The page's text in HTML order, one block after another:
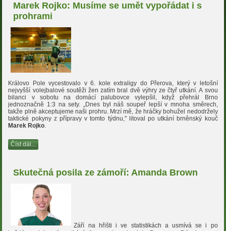
Marek Rojko: Musíme se umět vypořádat i s
prohrami
Královo Pole vycestovalo v 6. kole extraligy do Přerova, který v letošní
nejvyšší volejbalové soutěži žen zatím bral dvě výhry ze čtyř utkání. A svou
bilanci v sobotu na domácí palubovce vylepšil, když přehrál Brno
jednoznačně 1:3 na sety. „Dnes byl náš soupeř lepší v mnoha směrech,
takže plně akceptujeme naši prohru. Mrzí mě, že hráčky bohužel nedodržely
taktické pokyny z přípravy v tomto týdnu," litoval po utkání brněnský kouč
Marek Rojko.
Číst dál...
Skutečná posila ze zámoří: Amanda Brown
Září na hřišti i ve statistikách a usmívá se i po